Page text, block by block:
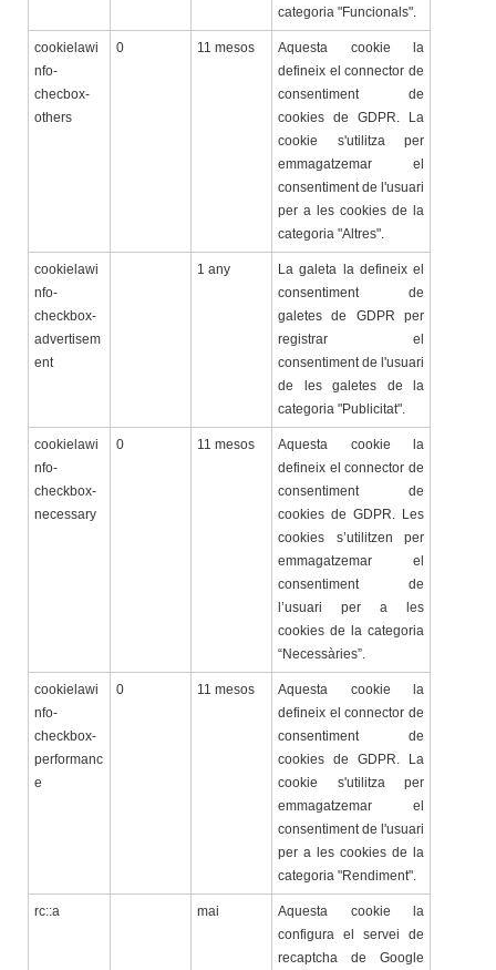
categoria "Funcionals".
cookielawi
nfo-
checbox-
others
0 11 mesos
Aquesta cookie la
defineix el connector de
consentiment de
cookies de GDPR. La
cookie s'utilitza per
emmagatzemar el
consentiment de l'usuari
per a les cookies de la
categoria "Altres".
cookielawi
nfo-
checkbox-
advertisem
ent
1 any
La galeta la defineix el
consentiment de
galetes de GDPR per
registrar el
consentiment de l'usuari
de les galetes de la
categoria "Publicitat".
cookielawi
nfo-
checkbox-
necessary
0 11 mesos
Aquesta cookie la
defineix el connector de
consentiment de
cookies de GDPR. Les
cookies s’utilitzen per
emmagatzemar el
consentiment de
l’usuari per a les
cookies de la categoria
“Necessàries”.
cookielawi
nfo-
checkbox-
performanc
e
0 11 mesos
Aquesta cookie la
defineix el connector de
consentiment de
cookies de GDPR. La
cookie s'utilitza per
emmagatzemar el
consentiment de l'usuari
per a les cookies de la
categoria "Rendiment".
rc::a mai
Aquesta cookie la
configura el servei de
recaptcha de Google